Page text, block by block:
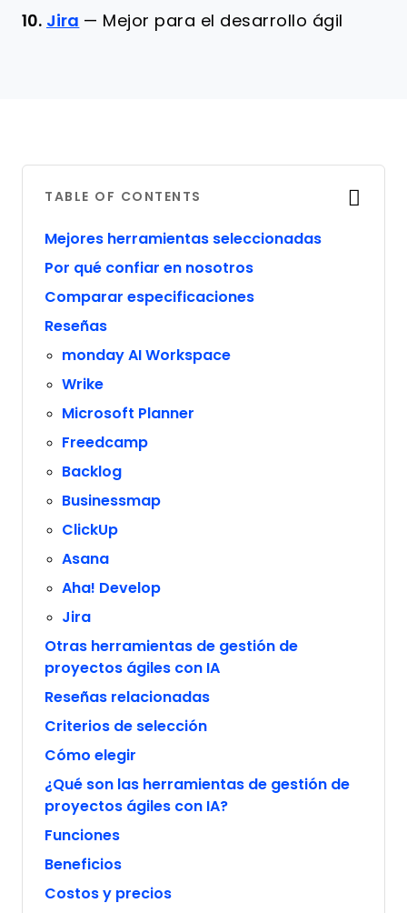
10. Jira — Mejor para el desarrollo ágil
TABLE OF CONTENTS
Mejores herramientas seleccionadas
Por qué confiar en nosotros
Comparar especificaciones
Reseñas
monday AI Workspace
Wrike
Microsoft Planner
Freedcamp
Backlog
Businessmap
ClickUp
Asana
Aha! Develop
Jira
Otras herramientas de gestión de
proyectos ágiles con IA
Reseñas relacionadas
Criterios de selección
Cómo elegir
¿Qué son las herramientas de gestión de
proyectos ágiles con IA?
Funciones
Beneficios
Costos y precios